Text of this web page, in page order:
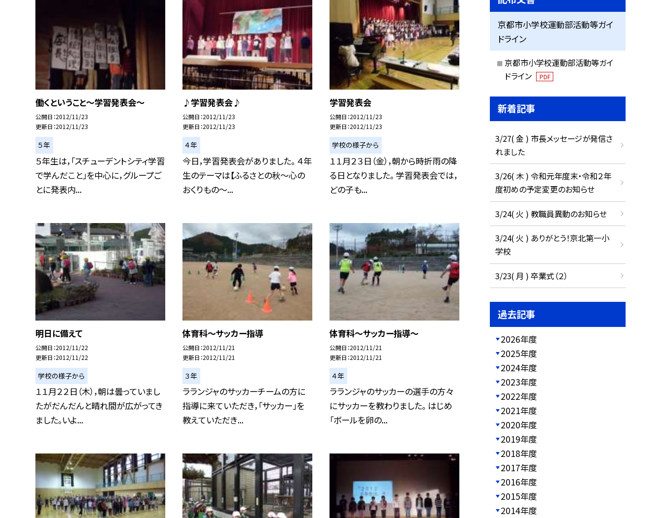
働くということ〜学習発表会〜
公開日 2012/11/23
更新日 2012/11/23
５年
５年生は，「スチューデントシティ学習
で学んだこと」を中心に，グループご
とに発表内...
♪学習発表会♪
公開日 2012/11/23
更新日 2012/11/23
４年
今日，学習発表会がありました。 ４年
生のテーマは【ふるさとの秋〜心の
おくりもの〜...
学習発表会
公開日 2012/11/23
更新日 2012/11/23
学校の様子から
１１月２３日（金），朝から時折雨の降
る日となりました。 学習発表会では，
どの子も...
明日に備えて
公開日 2012/11/22
更新日 2012/11/22
学校の様子から
１１月２２日（木），朝は曇っていまし
たがだんだんと晴れ間が広がってき
ました。いよ...
体育科〜サッカー指導
公開日 2012/11/21
更新日 2012/11/21
３年
ラランジャのサッカーチームの方に
指導に来ていただき，「サッカー」を
教えていただき...
体育科〜サッカー指導〜
公開日 2012/11/21
更新日 2012/11/21
４年
ラランジャのサッカーの選手の方々
にサッカーを教わりました。 はじめ
「ボールを卵の...
京都市小学校運動部活動等ガイ
ドライン
京都市小学校運動部活動等ガイ
ドライン
PDF
新着記事
3/27( 金 ) 市長メッセージが発信さ
れました
3/26( 木 ) 令和元年度末・令和２年
度初めの予定変更のお知らせ
3/24( 火 ) 教職員異動のお知らせ
3/24( 火 ) ありがとう！京北第一小
学校
3/23( 月 ) 卒業式（２）
過去記事
2026年度
2025年度
2024年度
2023年度
2022年度
2021年度
2020年度
2019年度
2018年度
2017年度
2016年度
2015年度
2014年度